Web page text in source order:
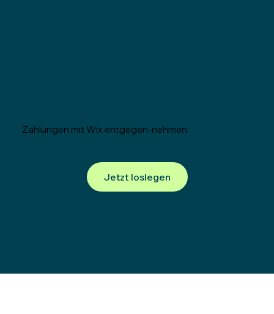
Zahlungen mit Wix entgegen-nehmen.
Jetzt loslegen